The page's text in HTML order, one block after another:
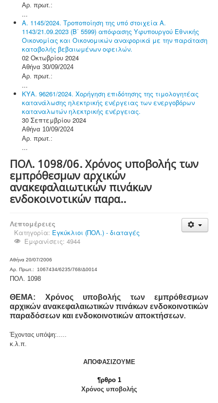
Αρ. πρωτ.:
...
Α. 1145/2024. Τροποποίηση της υπό στοιχεία Α.
1143/21.09.2023 (Β΄ 5599) απόφασης Υφυπουργού Εθνικής
Οικονομίας και Οικονομικών αναφορικά με την παράταση
καταβολής βεβαιωμένων οφειλών.
02 Οκτωβρίου 2024
Αθήνα 30/09/2024
Αρ. πρωτ.:
...
ΚΥΑ. 96261/2024. Χορήγηση επιδότησης της τιμολογητέας
κατανάλωσης ηλεκτρικής ενέργειας των ενεργοβόρων
καταναλωτών ηλεκτρικής ενέργειας.
30 Σεπτεμβρίου 2024
Αθήνα 10/09/2024
Αρ. πρωτ.:
...
ΠΟΛ. 1098/06. Χρόνος υποβολής των
εμπρόθεσμων αρχικών
ανακεφαλαιωτικών πινάκων
ενδοκοινοτικών παρα..
Λεπτομέρειες
Κατηγορία: Εγκύκλιοι (ΠΟΛ.) - διαταγές
Εμφανίσεις: 4944
Αθήνα 20/07/2006
Αρ. Πρωτ.: 1067434/6235/768/Δ0014
ΠΟΛ. 1098
ΘΕΜΑ: Χρόνος υποβολής των εμπρόθεσμων
αρχικών ανακεφαλαιωτικών πινάκων ενδοκοινοτικών
παραδόσεων και ενδοκοινοτικών αποκτήσεων.
Έχοντας υπόψη:.....
κ.λ.π.
ΑΠΟΦΑΣΙΖΟΥΜΕ
¶ρθρο 1
Χρόνος υποβολής